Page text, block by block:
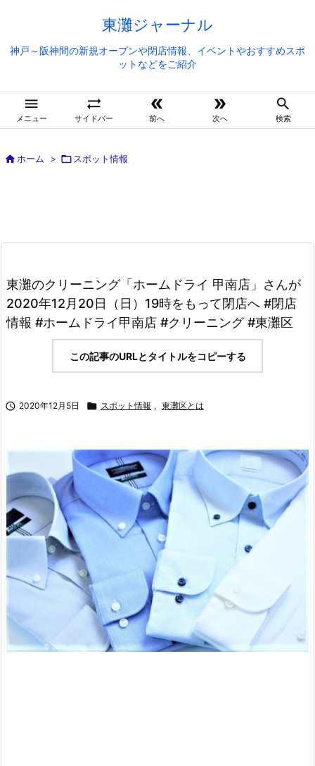
東灘ジャーナル
神戸～阪神間の新規オープンや閉店情報、イベントやおすすめスポ
ットなどをご紹介

メニュー

サイドバー

前へ

次へ

検索
ホーム >  スポット情報
東灘のクリーニング「ホームドライ 甲南店」さんが
2020年12月20日（日）19時をもって閉店へ #閉店
情報 #ホームドライ甲南店 #クリーニング #東灘区
この記事のURLとタイトルをコピーする
 2020年12月5日  スポット情報 , 東灘区とは